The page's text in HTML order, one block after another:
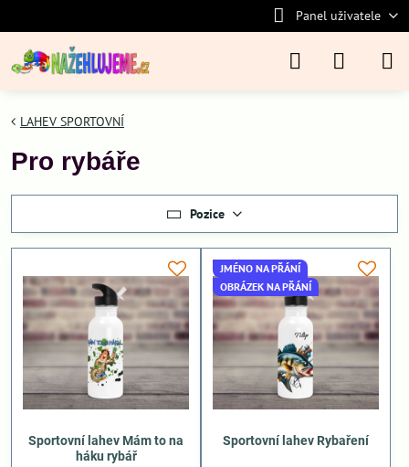
Panel uživatele
LAHEV SPORTOVNÍ
Pro rybáře
Pozice
Sportovní lahev Mám to na
háku rybář
JMÉNO NA PŘÁNÍ
OBRÁZEK NA PŘÁNÍ
Sportovní lahev Rybaření